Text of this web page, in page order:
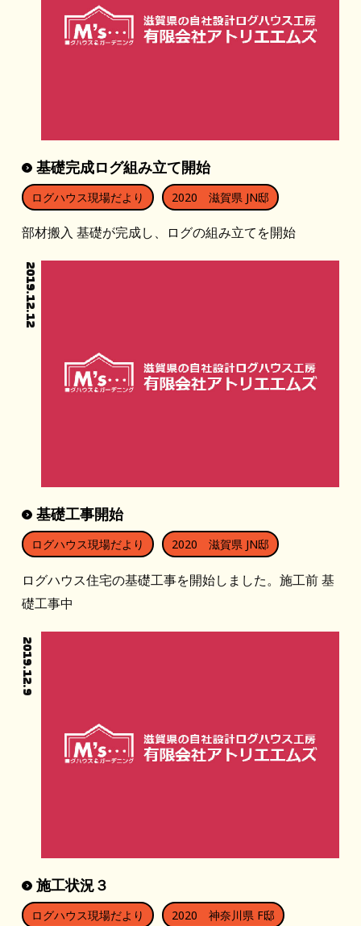
基礎完成ログ組み立て開始
ログハウス現場だより 2020 滋賀県 JN邸
部材搬入 基礎が完成し、ログの組み立てを開始
2019.12.12
基礎工事開始
ログハウス現場だより 2020 滋賀県 JN邸
ログハウス住宅の基礎工事を開始しました。施工前 基
礎工事中
2019.12.9
施工状況３
ログハウス現場だより 2020 神奈川県 F邸